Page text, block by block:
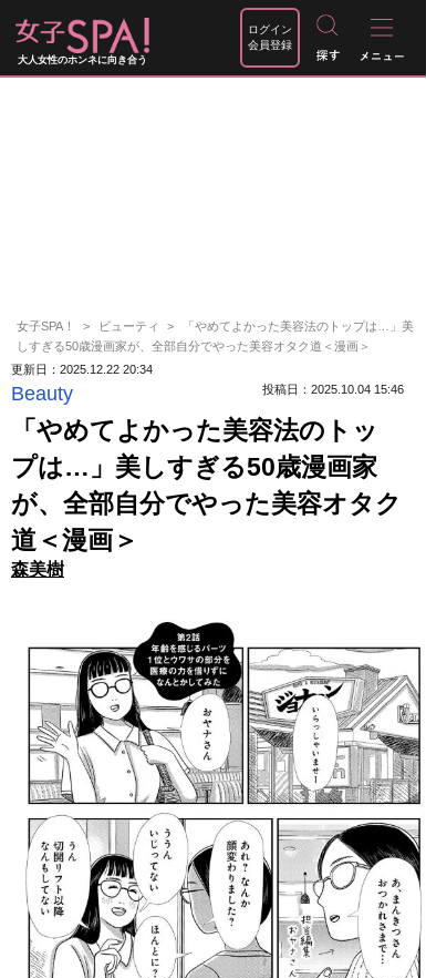
大人女性のホンネに向き合う
ログイン
会員登録
女子SPA！ ビューティ
「やめてよかった美容法のトップは…」美
しすぎる50歳漫画家が、全部自分でやった美容オタク道＜漫画＞
更新日：2025.12.22 20:34
Beauty 投稿日：2025.10.04 15:46
「やめてよかった美容法のトッ
プは…」美しすぎる50歳漫画家
が、全部自分でやった美容オタク
道＜漫画＞
森美樹